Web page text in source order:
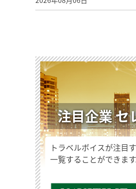
注目企業 セ
トラベルボイスが注目
一覧することができます